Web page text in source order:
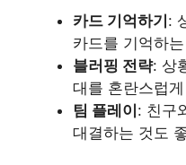
카드 기억하기:
카드를 기억하
블러핑 전략: 상
대를 혼란스럽
팀 플레이: 친구
대결하는 것도